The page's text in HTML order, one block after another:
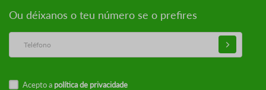
Ou déixanos o teu número se o prefires
Acepto a política de privacidade